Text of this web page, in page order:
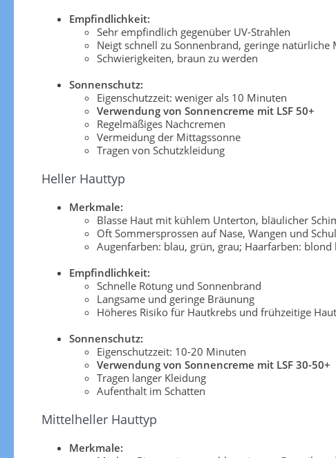
Empfindlichkeit:
Sehr empfindlich gegenüber UV-Strahlen
Neigt schnell zu Sonnenbrand, geringe
Schwierigkeiten, braun zu werden
Sonnenschutz:
Eigenschutzzeit: weniger als 10 Minuten
Verwendung von Sonnencreme mit LSF 50+
Regelmäßiges Nachcremen
Vermeidung der Mittagssonne
Tragen von Schutzkleidung
Heller Hauttyp
Merkmale:
Blasse Haut mit kühlem Unterton, bläulicher
Oft Sommersprossen auf Nase, Wangen und
Augenfarben: blau, grün, grau; Haarfarben: blond
Empfindlichkeit:
Schnelle Rötung und Sonnenbrand
Langsame und geringe Bräunung
Höheres Risiko für Hautkrebs und frühzeitige
Sonnenschutz:
Eigenschutzzeit: 10-20 Minuten
Verwendung von Sonnencreme mit LSF 30-50+
Tragen langer Kleidung
Aufenthalt im Schatten
Mittelheller Hauttyp
Merkmale: